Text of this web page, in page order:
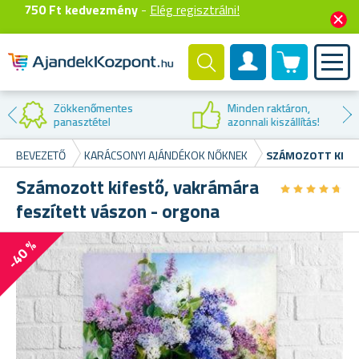
750 Ft kedvezmény - Elég regisztrálni!
Felhasználók fiók
0 termék
Kedvezmény az
első vásárláskor
BEVEZETŐ KARÁCSONYI AJÁNDÉKOK NŐKNEK SZÁMOZOTT
Számozott kifestő, vakrámára
feszített vászon - orgona
★★★★★
★★★★★
-40 %